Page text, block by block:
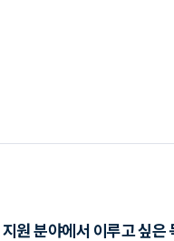
원 분야에서 이루고 싶은